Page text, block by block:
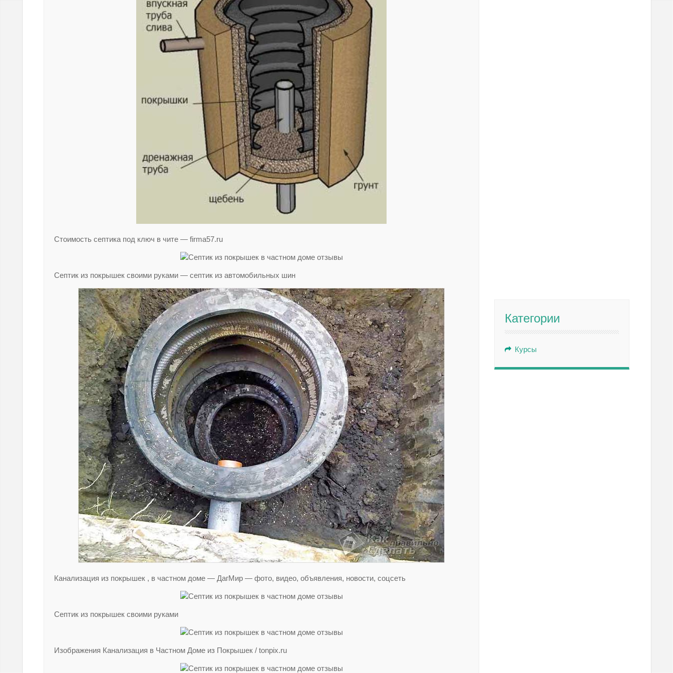
Стоимость септика под ключ в чите — firma57.ru
Септик из покрышек своими руками — септик из автомобильных шин
Канализация из покрышек , в частном доме — ДагМир — фото, видео, объявления, новости, соцсеть
Септик из покрышек своими руками
Изображения Канализация в Частном Доме из Покрышек / tonpix.ru
Категории
Курсы